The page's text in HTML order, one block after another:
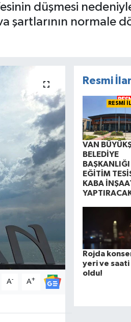
düşmesi
şartlarının normale
A- A+
Resmi
RESMİ
VAN
BELEDİYE
EĞİTİM
KABA
Rojda
yeri ve saati
oldu!